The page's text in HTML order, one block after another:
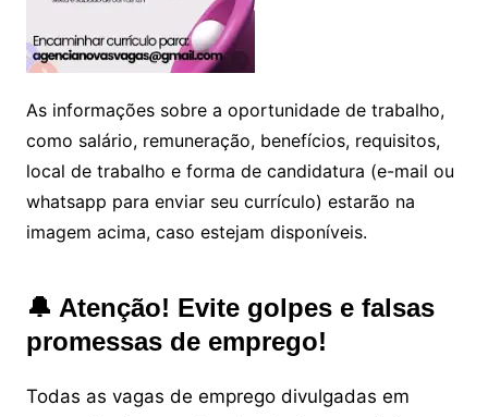
As informações sobre a oportunidade de trabalho,
como salário, remuneração, benefícios, requisitos,
local de trabalho e forma de candidatura (e-mail ou
whatsapp para enviar seu currículo) estarão na
imagem acima, caso estejam disponíveis.
🔔 Atenção! Evite golpes e falsas
promessas de emprego!
Todas as vagas de emprego divulgadas em